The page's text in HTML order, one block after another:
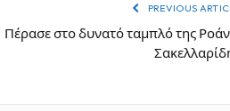
PREVIOUS
Πέρασε στο δυνατό ταμπλό της